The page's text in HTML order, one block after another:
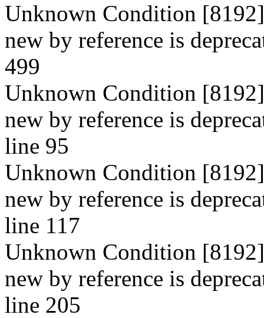
Unknown Condition
new by reference is
499
Unknown Condition
new by reference is
line 95
Unknown Condition
new by reference is
line 117
Unknown Condition
new by reference is
line 205